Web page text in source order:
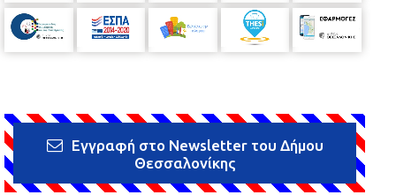
Εγγραφή στο Newsletter του Δήμου
Θεσσαλονίκης